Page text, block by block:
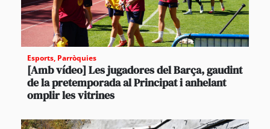
Esports, Parròquies
[Amb vídeo] Les jugadores del Barça, gaudint
de la pretemporada al Principat i anhelant
omplir les vitrines